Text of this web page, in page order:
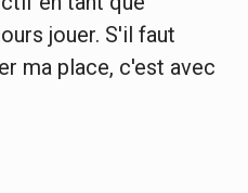
jouer. S'il faut
ma place, c'est avec